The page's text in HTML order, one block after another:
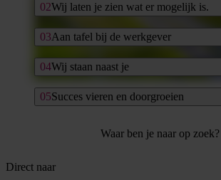
Wij laten je zien wat er mogelijk is.
Aan tafel bij de werkgever
Wij staan naast je
Succes vieren en doorgroeien
Waar ben je naar op zoek?
Direct naar